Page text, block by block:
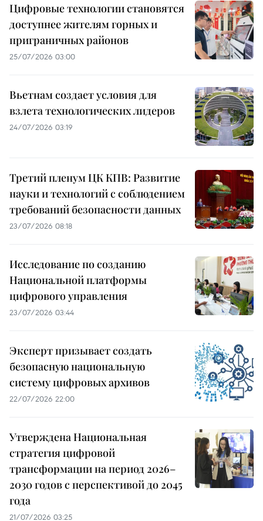
Цифровые технологии становятся
доступнее жителям горных и
приграничных районов
25/07/2026 03:00
Вьетнам создает условия для
взлета технологических лидеров
24/07/2026 03:19
Третий пленум ЦК КПВ: Развитие
науки и технологий с соблюдением
требований безопасности данных
23/07/2026 08:18
Исследование по созданию
Национальной платформы
цифрового управления
23/07/2026 03:44
Эксперт призывает создать
безопасную национальную
систему цифровых архивов
22/07/2026 22:00
Утверждена Национальная
стратегия цифровой
трансформации на период 2026–
2030 годов с перспективой до 2045
года
21/07/2026 03:25